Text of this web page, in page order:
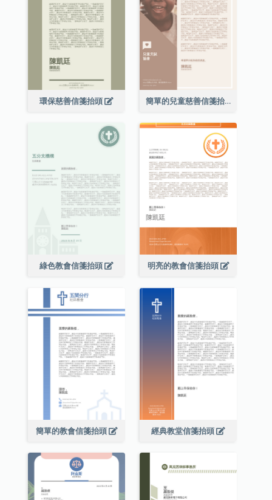
環保慈善信箋抬頭 簡單的兒童慈善信箋抬頭
綠色教會信箋抬頭 明亮的教會信箋抬頭
簡單的教會信箋抬頭 經典教堂信箋抬頭